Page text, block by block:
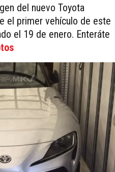
del nuevo Toyota
el primer vehículo de este
el 19 de enero. Enteráte